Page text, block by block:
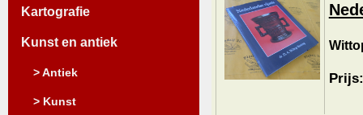
Kartografie
Kunst en antiek
> Antiek
> Kunst